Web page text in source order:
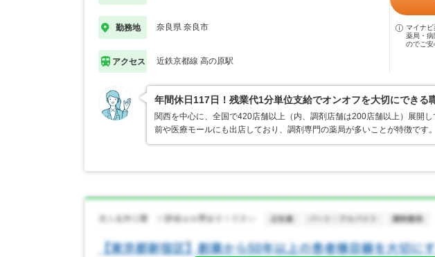
勤務地 奈良県 奈良市
アクセス 近鉄京都線 高の原駅
マイナビ
薬局・
のでご安
年間休日117日！残業代1分単位支給でオンオフを大切にできる
関西を中心に、全国で420店舗以上（内、調剤店舗は200店舗以上）展開
前や医療モールにも出店しており、調剤専門の薬局が多いことが特徴です